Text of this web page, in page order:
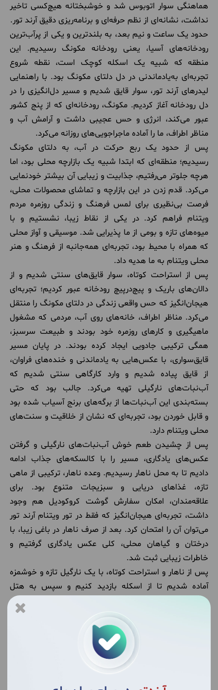
هماهنگی سوار اتوبوس شد و خوشبختانه هیچ‌کسی تاخیر
نداشت، نشانه‌ای از نظم حرفه‌ای و برنامه‌ریزی دقیق آرند تور.
حدود یک ساعت و نیم بعد، به بلندترین و یکی از پرآب‌ترین
رودخانه‌های آسیا، یعنی رودخانه مکونگ رسیدیم. این
منطقه که شبیه یک اسکله کوچک است، نقطه شروع
تجربه‌ای به‌یادماندنی در دل دلتای مکونگ بود. با راهنمایی
لیدرهای آرند تور، سوار قایق شدیم و مسیر دل‌انگیزی را در
دل رودخانه آغاز کردیم. مکونگ، رودخانه‌ای که از پنج کشور
عبور می‌کند، انرژی و حس عجیبی داشت و آرامش آب و
مناظر اطراف، ما را آماده ماجراجویی‌های روزانه می‌کرد.
پس از حدود یک ربع حرکت در آب، به دلتای مکونگ
رسیدیم؛ منطقه‌ای که ابتدا شبیه یک بازارچه محلی بود، اما
هرچه جلوتر می‌رفتیم، جذابیت و زیبایی آن بیشتر خودنمایی
می‌کرد. قدم زدن در این بازارچه و تماشای محصولات محلی،
فرصت بی‌نظیری برای لمس فرهنگ و زندگی روزمره مردم
ویتنام فراهم کرد. در یکی از نقاط زیبا، نشستیم و با
میوه‌های تازه و بومی از ما پذیرایی شد. موسیقی و آواز محلی
که همراه با محیط بود، تجربه‌ای همه‌جانبه از فرهنگ و هنر
محلی ویتنام به ما هدیه داد.
پس از استراحت کوتاه، سوار قایق‌های سنتی شدیم و از
دالان‌های باریک و پیچ‌درپیچ رودخانه عبور کردیم؛ تجربه‌ای
هیجان‌انگیز که حس واقعی زندگی در دلتای مکونگ را منتقل
می‌کرد. مناظر اطراف، خانه‌های روی آب، مردمی که مشغول
ماهیگیری و کارهای روزمره خود بودند و طبیعت سرسبز،
همگی ترکیبی جادویی ایجاد کرده بودند. در پایان مسیر
قایق‌سواری، با عکس‌هایی به یادماندنی و خنده‌های فراوان،
از قایق پیاده شدیم و وارد کارگاهی سنتی شدیم که
آب‌نبات‌های نارگیلی تهیه می‌کرد. جالب بود که حتی
بسته‌بندی این آب‌نبات‌ها از برگه‌های برنج آسیاب شده بود
و قابل خوردن بود، تجربه‌ای که نشان از خلاقیت و سنت‌های
محلی ویتنام دارد.
پس از چشیدن طعم خوش آب‌نبات‌های نارگیلی و گرفتن
عکس‌های یادگاری، مسیر را با کالسکه‌های جذاب ادامه
دادیم تا به محل ناهار رسیدیم. وعده ناهار، ترکیبی از ماهی
تازه، غذاهای دریایی و سبزیجات متنوع بود. برای
علاقه‌مندان، امکان سفارش گوشت کروکودیل هم وجود
داشت، تجربه‌ای هیجان‌انگیز که فقط در تور ویتنام آرند تور
می‌توان آن را امتحان کرد. بعد از صرف ناهار در باغی زیبا، با
درختان و گیاهان محلی، کلی عکس یادگاری گرفتیم و
خاطرات زیبایی ثبت شد.
پس از ناهار و استراحت کوتاه، با یک نارگیل تازه و خوشمزه
آماده شدیم تا از اسکله بازدید کنیم و سپس به هتل
بازگردیم. هرچند خستگی سفر در صورت ما پیدا بود، اما شور
و اشتیاق گروه و هدایت حرفه‌ای لیدرهای آرند تور باعث شد
برخی از همسفران باز هم راهی گشت شبانه شوند تا
زیبایی‌های شهر هوشی‌مین را در شب تجربه کنند.
روز دوم تور ویتنام آرند تور، ترکیبی از طبیعت بکر، فرهنگ
غنی، غذاهای محلی و تجربه‌های هیجان‌انگیز بود و نشان داد
که سفر با آرند تور، علاوه بر راحتی و نظم، پر از ماجراجویی و